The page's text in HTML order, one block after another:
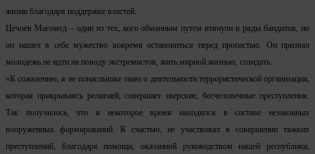
жизни благодаря поддержке властей.
Цечоев Магомед – один из тех, кого обманным путем втянули в ряды бандитов, но
он нашел в себе мужество вовремя остановиться перед пропастью. Он призвал
молодежь не идти на поводу экстремистов, жить мирной жизнью, созидать.
«К сожалению, я не понаслышке знаю о деятельности террористической организации,
которая прикрываясь религией, совершает зверские, бесчеловечные преступления.
Так получилось, что я некоторое время находился в составе незаконных
вооруженных формирований. К счастью, не участвовал в совершении тяжких
преступлений, благодаря помощи, оказанной руководством нашей республики,